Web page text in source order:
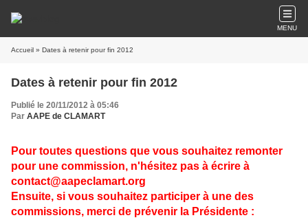
MENU
Accueil » Dates à retenir pour fin 2012
Dates à retenir pour fin 2012
Publié le 20/11/2012 à 05:46
Par AAPE de CLAMART
Pour toutes questions que vous souhaitez remonter
pour une commission, n'hésitez pas à écrire à
contact@aapeclamart.org
Ensuite, si vous souhaitez participer à une des
commissions, merci de prévenir la Présidente :